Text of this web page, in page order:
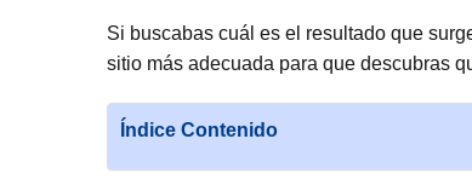
Si buscabas cuál es el resultado que
sitio más adecuada para que descubras
Índice Contenido